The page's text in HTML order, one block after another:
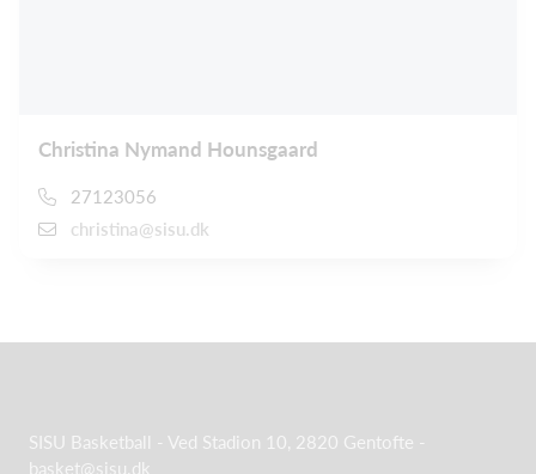
Christina Nymand Hounsgaard
27123056
christina@sisu.dk
SISU Basketball - Ved Stadion 10, 2820 Gentofte -
basket@sisu.dk